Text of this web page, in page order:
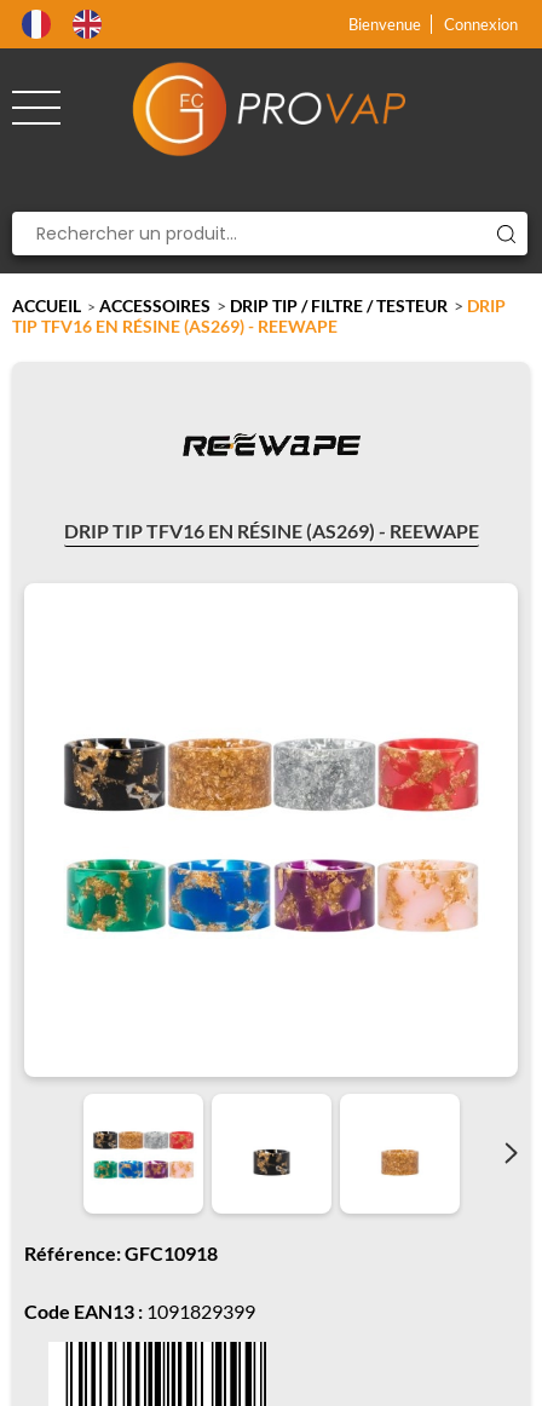
Bienvenue Connexion
ACCUEIL > ACCESSOIRES > DRIP TIP / FILTRE / TESTEUR > DRIP
TIP TFV16 EN RÉSINE (AS269) - REEWAPE
DRIP TIP TFV16 EN RÉSINE (AS269) - REEWAPE
Référence: GFC10918
Code EAN13 : 1091829399
x
x